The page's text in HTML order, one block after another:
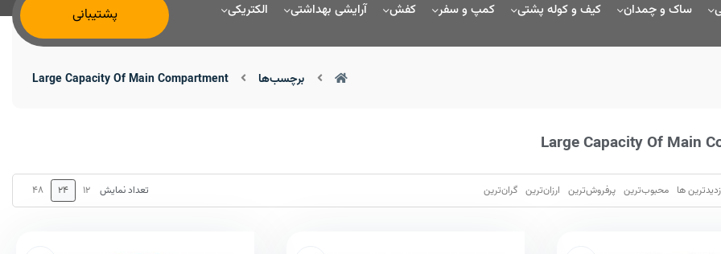
ساک و چمدان کیف و کوله پشتی کمپ و سفر کفش آرایشی بهداشتی الکتریکی پشتیبانی
برچسب‌ها Large Capacity Of Main Compartment
Large Capacity Of Main
ها محبوب‌‌ترین پرفروش‌ترین ارزان‌ترین گران‌ترین تعداد نمایش 12
24
48